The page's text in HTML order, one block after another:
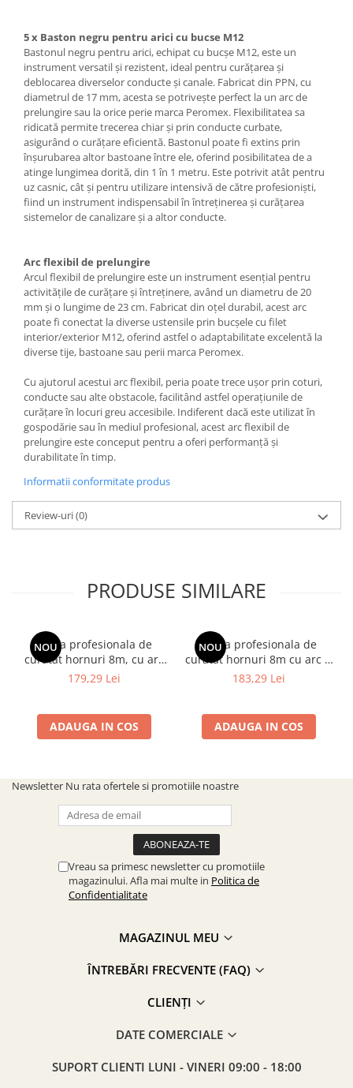
5 x Baston negru pentru arici cu bucse M12
Bastonul negru pentru arici, echipat cu bucșe M12, este un
instrument versatil și rezistent, ideal pentru curățarea și
deblocarea diverselor conducte și canale. Fabricat din PPN, cu
diametrul de 17 mm, acesta se potrivește perfect la un arc de
prelungire sau la orice perie marca Peromex. Flexibilitatea sa
ridicată permite trecerea chiar și prin conducte curbate,
asigurând o curățare eficientă. Bastonul poate fi extins prin
înșurubarea altor bastoane între ele, oferind posibilitatea de a
atinge lungimea dorită, din 1 în 1 metru. Este potrivit atât pentru
uz casnic, cât și pentru utilizare intensivă de către profesioniști,
fiind un instrument indispensabil în întreținerea și curățarea
sistemelor de canalizare și a altor conducte.
Arc flexibil de prelungire
Arcul flexibil de prelungire este un instrument esențial pentru
activitățile de curățare și întreținere, având un diametru de 20
mm și o lungime de 23 cm. Fabricat din oțel durabil, acest arc
poate fi conectat la diverse ustensile prin bucșele cu filet
interior/exterior M12, oferind astfel o adaptabilitate excelentă la
diverse tije, bastoane sau perii marca Peromex.
Cu ajutorul acestui arc flexibil, peria poate trece ușor prin coturi,
conducte sau alte obstacole, facilitând astfel operațiunile de
curățare în locuri greu accesibile. Indiferent dacă este utilizat în
gospodărie sau în mediul profesional, acest arc flexibil de
prelungire este conceput pentru a oferi performanță și
durabilitate în timp.
Informatii conformitate produs
Review-uri(0)
PRODUSE SIMILARE
NOU
Trusa profesionala de
curatat hornuri 8m, cu arc
si perie otel plat D180
179,29 Lei
ADAUGA IN COS
NOU
Trusa profesionala de
curatat hornuri 8m cu arc si
perie nylon D200
183,29 Lei
ADAUGA IN COS
Newsletter Nu rata ofertele si promotiile noastre
Vreau sa primesc newsletter cu promotiile
magazinului. Afla mai multe in Politica de
Confidentialitate
MAGAZINUL MEU
ÎNTREBĂRI FRECVENTE (FAQ)
CLIENȚI
DATE COMERCIALE
SUPORT CLIENTI LUNI - VINERI 09:00 - 18:00